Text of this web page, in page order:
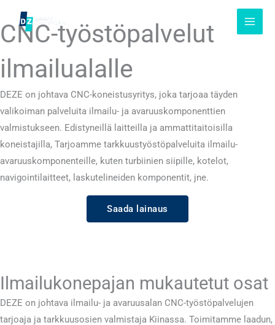
sisältöön
CNC-työstöpalvelut
ilmailualalle
DEZE on johtava CNC-koneistusyritys, joka tarjoaa täyden
valikoiman palveluita ilmailu- ja avaruuskomponenttien
valmistukseen. Edistyneillä laitteilla ja ammattitaitoisilla
koneistajilla, Tarjoamme tarkkuustyöstöpalveluita ilmailu-
avaruuskomponenteille, kuten turbiinien siipille, kotelot,
navigointilaitteet, laskutelineiden komponentit, jne.
Saada lainaus
Ilmailukonepajan mukautetut osat
DEZE on johtava ilmailu- ja avaruusalan CNC-työstöpalvelujen
tarjoaja ja tarkkuusosien valmistaja Kiinassa. Toimitamme laadun,